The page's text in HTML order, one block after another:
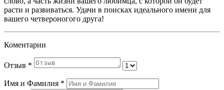
расти и развиваться. Удачи в поисках идеального имени для
вашего четвероногого друга!
Коментарии
Отзыв *
Имя и Фамилия *